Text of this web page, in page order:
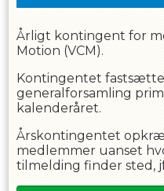
Årligt kontingent for
Motion (VCM).
Kontingentet
generalforsamling
kalenderåret.
Årskontingentet
medlemmer uanset
tilmelding finder sted,